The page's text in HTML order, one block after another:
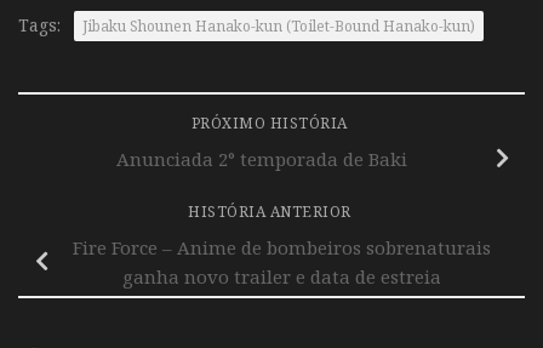
Tags: Jibaku Shounen Hanako-kun (Toilet-Bound Hanako-kun)
PRÓXIMO HISTÓRIA
Anunciada 2° temporada de Baki
HISTÓRIA ANTERIOR
Fire Force – Anime de bombeiros sobrenaturais
ganha novo trailer e data de estreia